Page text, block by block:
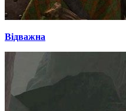
Відважна